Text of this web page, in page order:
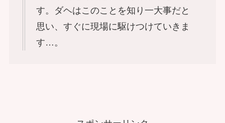
す。ダヘはこのことを知り一大事だと
思い、すぐに現場に駆けつけていきま
す…。